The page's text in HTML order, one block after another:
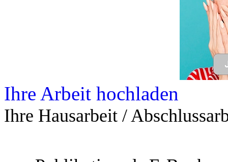
Ihre Arbeit hochladen
Ihre Hausarbeit /